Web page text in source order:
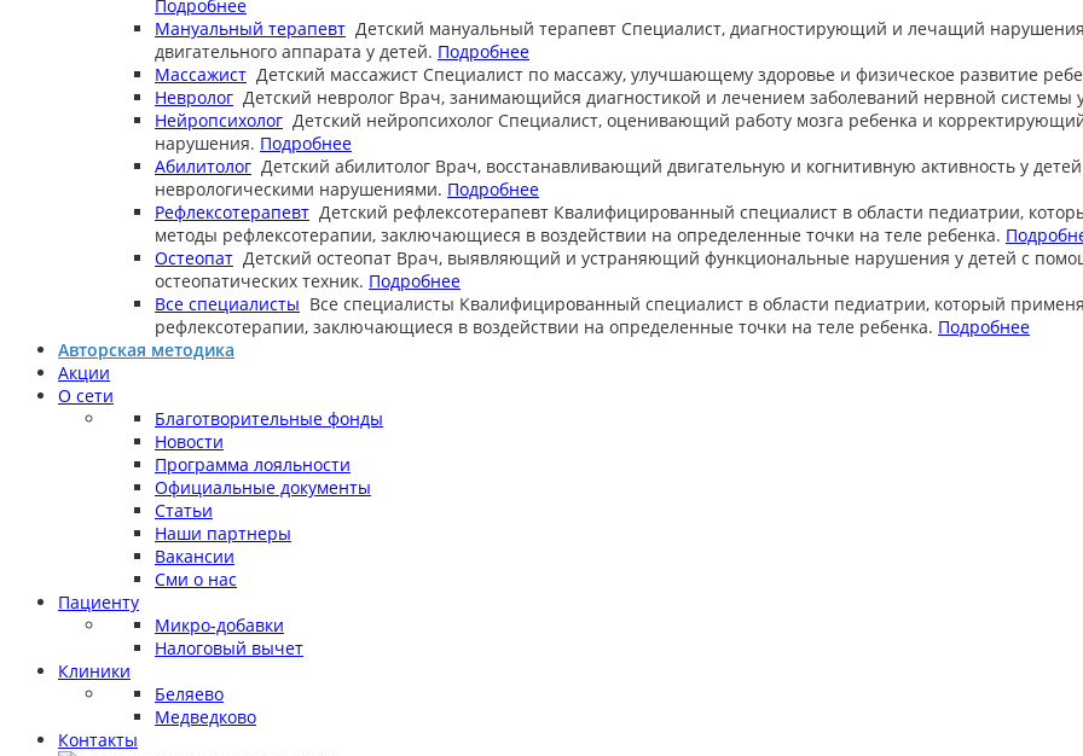
Подробнее
Мануальный терапевт Детский мануальный терапевт Специалист, диагностирующий и лечащий
двигательного аппарата у детей. Подробнее
Массажист Детский массажист Специалист по массажу, улучшающему здоровье и физическое развитие
Невролог Детский невролог Врач, занимающийся диагностикой и лечением заболеваний нервной системы
Нейропсихолог Детский нейропсихолог Специалист, оценивающий работу мозга ребенка и
нарушения. Подробнее
Абилитолог Детский абилитолог Врач, восстанавливающий двигательную и когнитивную активность у детей
неврологическими нарушениями. Подробнее
Рефлексотерапевт Детский рефлексотерапевт Квалифицированный специалист в области педиатрии,
методы рефлексотерапии, заключающиеся в воздействии на определенные точки на теле ребенка.
Остеопат Детский остеопат Врач, выявляющий и устраняющий функциональные нарушения у детей с
остеопатических техник. Подробнее
Все специалисты Все специалисты Квалифицированный специалист в области педиатрии, который
рефлексотерапии, заключающиеся в воздействии на определенные точки на теле ребенка. Подробнее
Авторская методика
Акции
О сети
Благотворительные фонды
Новости
Программа лояльности
Официальные документы
Статьи
Наши партнеры
Вакансии
Сми о нас
Пациенту
Микро-добавки
Налоговый вычет
Клиники
Беляево
Медведково
Контакты